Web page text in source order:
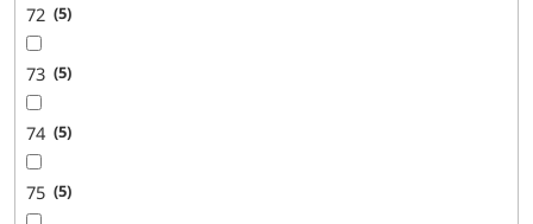
72 5
73 5
74 5
75 5